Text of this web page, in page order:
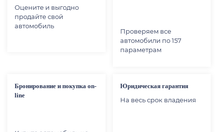
Оцените и выгодно
продайте свой
автомобиль
Проверяем все
автомобили по 157
параметрам
Бронирование и покупка on-
line
Юридическая гарантия
На весь срок владения